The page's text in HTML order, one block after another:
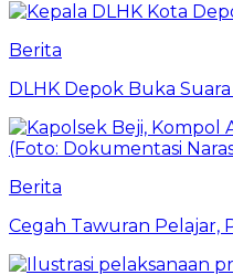
Berita
DLHK Depok Buka
Berita
Cegah Tawuran Pelajar,